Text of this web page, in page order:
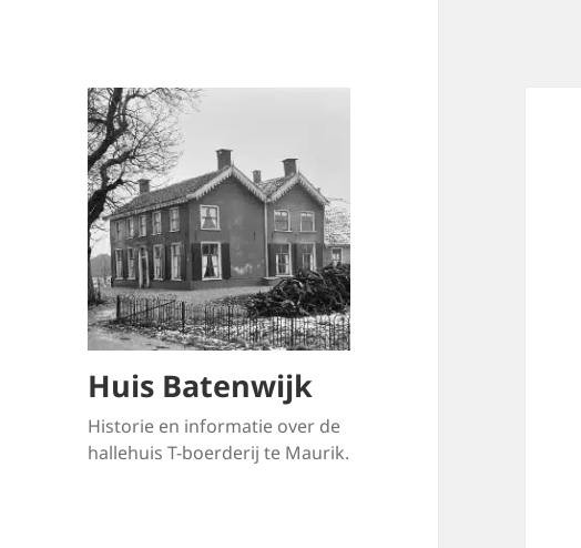
Huis Batenwijk
Historie en informatie over de
hallehuis T-boerderij te Maurik.